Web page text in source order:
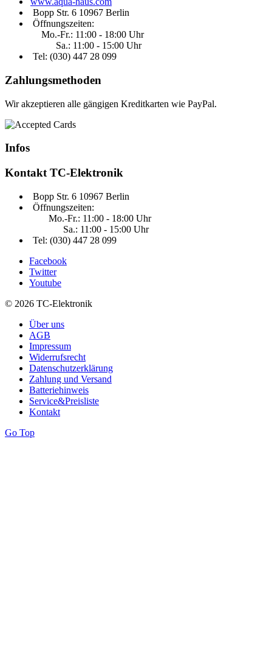
Bopp Str. 6 10967 Berlin
Öffnungszeiten:
Mo.-Fr.: 11:00 - 18:00 Uhr
Sa.: 11:00 - 15:00 Uhr
Tel: (030) 447 28 099
Zahlungsmethoden
Wir akzeptieren alle gängigen Kreditkarten wie PayPal.
Infos
Kontakt TC-Elektronik
Bopp Str. 6 10967 Berlin
Öffnungszeiten:
Mo.-Fr.: 11:00 - 18:00 Uhr
Sa.: 11:00 - 15:00 Uhr
Tel: (030) 447 28 099
Facebook
Twitter
Youtube
© 2026 TC-Elektronik
Über uns
AGB
Impressum
Widerrufsrecht
Datenschutzerklärung
Zahlung und Versand
Batteriehinweis
Service&Preisliste
Kontakt
Go Top